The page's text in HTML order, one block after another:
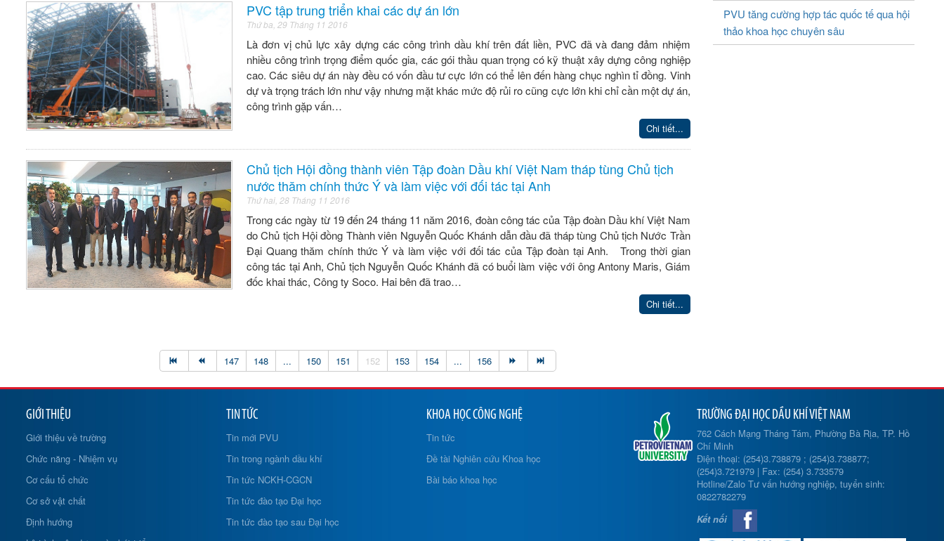
PVC tập trung triển khai các dự án lớn
Thứ ba, 29 Tháng 11 2016
Là đơn vị chủ lực xây dựng các công trình dầu khí trên đất liền, PVC đã và đang đảm nhiệm
nhiều công trình trọng điểm quốc gia, các gói thầu quan trọng có kỹ thuật xây dựng công nghiệp
cao. Các siêu dự án này đều có vốn đầu tư cực lớn có thể lên đến hàng chục nghìn tỉ đồng. Vinh
dự và trọng trách lớn như vậy nhưng mặt khác mức độ rủi ro cũng cực lớn khi chỉ cần một dự án,
công trình gặp vấn…
Chi tiết...
Chủ tịch Hội đồng thành viên Tập đoàn Dầu khí Việt Nam tháp tùng Chủ tịch
nước thăm chính thức Ý và làm việc với đối tác tại Anh
Thứ hai, 28 Tháng 11 2016
Trong các ngày từ 19 đến 24 tháng 11 năm 2016, đoàn công tác của Tập đoàn Dầu khí Việt Nam
do Chủ tịch Hội đồng Thành viên Nguyễn Quốc Khánh dẫn đầu đã tháp tùng Chủ tịch Nước Trần
Đại Quang thăm chính thức Ý và làm việc với đối tác của Tập đoàn tại Anh. Trong thời gian
công tác tại Anh, Chủ tịch Nguyễn Quốc Khánh đã có buổi làm việc với ông Antony Maris, Giám
đốc khai thác, Công ty Soco. Hai bên đã trao…
Chi tiết...
147 148 ... 150 151 152 153 154 ... 156
PVU tăng cường hợp tác quốc tế qua hội
thảo khoa học chuyên sâu
GIỚI THIỆU
Giới thiệu về trường
Chức năng - Nhiệm vụ
Cơ cấu tổ chức
Cơ sở vật chất
Định hướng
TIN TỨC
Tin mới PVU
Tin trong ngành dầu khí
Tin tức NCKH-CGCN
Tin tức đào tạo Đại học
Tin tức đào tạo sau Đại học
KHOA HỌC CÔNG NGHỆ
Tin tức
Đề tài Nghiên cứu Khoa học
Bài báo khoa học
TRƯỜNG ĐẠI HỌC DẦU KHÍ VIỆT NAM
762 Cách Mạng Tháng Tám, Phường Bà Rịa, TP. Hồ
Chí Minh
Điện thoại: (254)3.738879 ; (254)3.738877;
(254)3.721979 | Fax: (254) 3.733579
Hotline/Zalo Tư vấn hướng nghiệp, tuyển sinh:
0822782279
Kết nối